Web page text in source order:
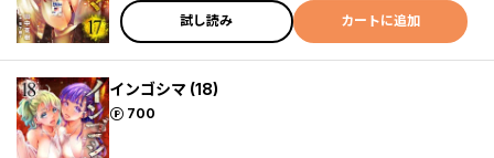
試し読み カートに追加
インゴシマ (18)
700
ポイント